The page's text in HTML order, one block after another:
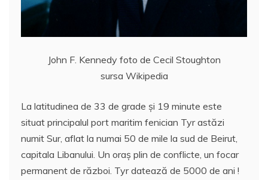
John F. Kennedy foto de Cecil Stoughton
sursa Wikipedia
La latitudinea de 33 de grade şi 19 minute este
situat principalul port maritim fenician Tyr astăzi
numit Sur, aflat la numai 50 de mile la sud de Beirut,
capitala Libanului. Un oraş plin de conflicte, un focar
permanent de război. Tyr datează de 5000 de ani !